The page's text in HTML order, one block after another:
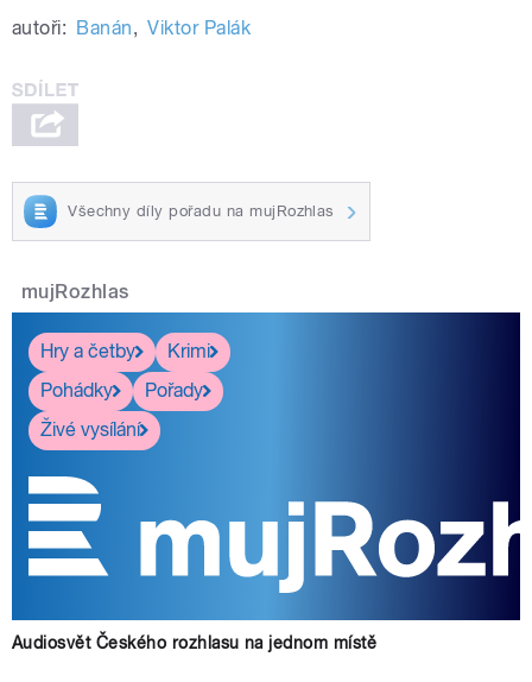
autoři: Banán, Viktor Palák
Všechny díly pořadu na mujRozhlas
mujRozhlas
Hry a četby
Krimi
Pohádky
Pořady
Živé vysílání
Audiosvět Českého rozhlasu na jednom místě